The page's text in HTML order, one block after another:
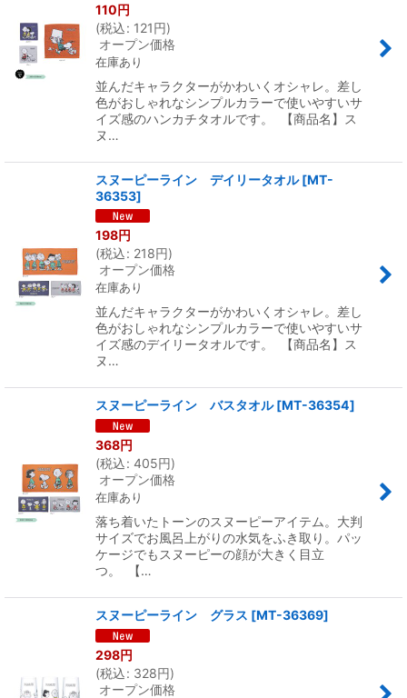
110円
(税込: 121円)
オープン価格
在庫あり
並んだキャラクターがかわいくオシャレ。差し
色がおしゃれなシンプルカラーで使いやすいサ
イズ感のハンカチタオルです。 【商品名】ス
ヌ…
スヌーピーライン デイリータオル [MT-
36353]
198円
(税込: 218円)
オープン価格
在庫あり
並んだキャラクターがかわいくオシャレ。差し
色がおしゃれなシンプルカラーで使いやすいサ
イズ感のデイリータオルです。 【商品名】ス
ヌ…
スヌーピーライン バスタオル [MT-36354]
368円
(税込: 405円)
オープン価格
在庫あり
落ち着いたトーンのスヌーピーアイテム。大判
サイズでお風呂上がりの水気をふき取り。パッ
ケージでもスヌーピーの顔が大きく目立
つ。 【…
スヌーピーライン グラス [MT-36369]
298円
(税込: 328円)
オープン価格